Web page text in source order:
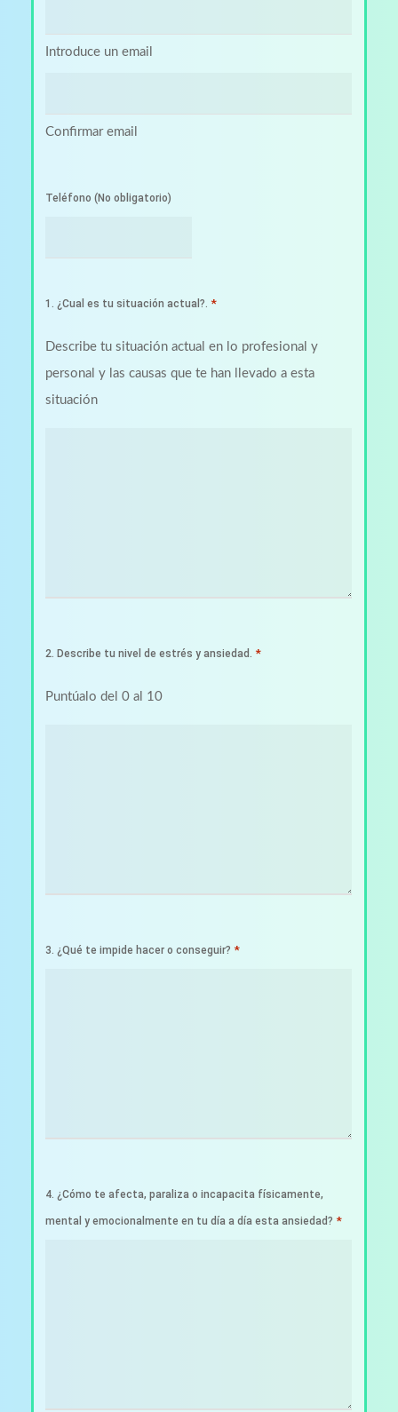
Introduce un email
Confirmar email
Teléfono (No obligatorio)
1. ¿Cual es tu situación actual?. *
Describe tu situación actual en lo profesional y
personal y las causas que te han llevado a esta
situación
2. Describe tu nivel de estrés y ansiedad. *
Puntúalo del 0 al 10
3. ¿Qué te impide hacer o conseguir? *
4. ¿Cómo te afecta, paraliza o incapacita físicamente,
mental y emocionalmente en tu día a día esta ansiedad? *